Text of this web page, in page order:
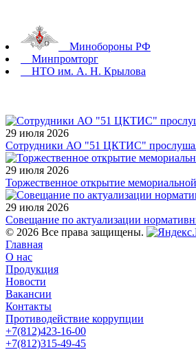
Минобороны РФ
Минпромторг
НТО им. А. Н. Крылова
29 июля 2026
Сотрудники АО "51 ЦКТИС"
29 июля 2026
Торжественное открытие
29 июля 2026
Совещание по актуализации
© 2026 Все права защищены.
Главная
О нас
Продукция
Новости
Вакансии
Контакты
Противодействие коррупции
+7(812)423-16-00
+7(812)315-49-45